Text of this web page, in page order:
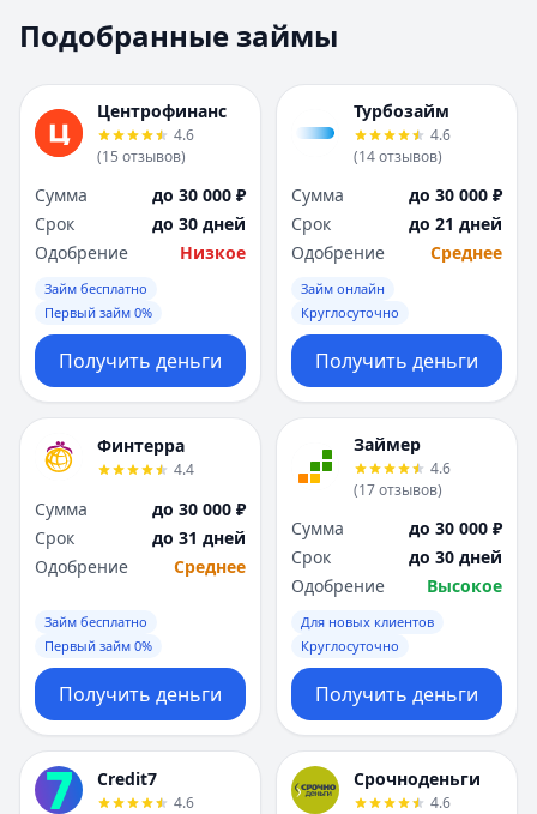
Набережные Челны
Нижний Новгород
Новокузнецк
Новосибирск
Оренбург
П
Пенза
Пермь
Р
Ростов-на-Дону
Рязань
С
Самара
Саратов
Севастополь
Сочи
Сургут
Т
Тверь
Тольятти
Томск
Тула
Тюмень
Набережные
Нижний Новгород
Новокузнецк
Новосибирск
Оренбург
П
Пенза
Пермь
Р
Ростов-на-Дону
Рязань
С
Самара
Саратов
Севастополь
Сочи
Сургут
Т
Тверь
Тольятти
Томск
Тула
Тюмень
Подобранные займы
Центрофинанс
4.6
(15 отзывов)
Сумма
до 30 000 ₽
Срок
до 30 дней
Одобрение
Низкое
Займ бесплатно
Первый займ 0%
Получить деньги
Турбозайм
4.6
(14отзывов)
Сумма
до 30 000 ₽
Срок
до 21 дней
Одобрение
Среднее
Займ онлайн
Круглосуточно
Получить деньги
Финтерра
4.4
Сумма
до 30 000 ₽
Срок
до 31 дней
Одобрение
Среднее
Займ бесплатно
Первый займ 0%
Получить деньги
Займер
4.6
(17отзывов)
Сумма
до 30 000 ₽
Срок
до 30 дней
Одобрение
Высокое
Для новых клиентов
Круглосуточно
Получить деньги
Credit7
4.6
Срочноденьги
4.6